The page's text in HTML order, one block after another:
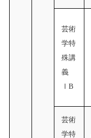
芸術
学特
殊講
義
ⅠB
芸術
学特